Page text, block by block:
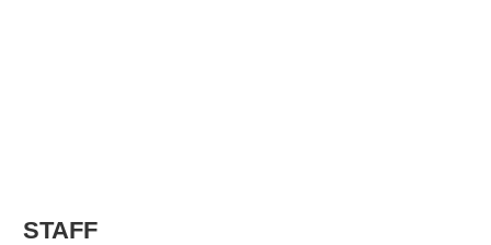
STAFF